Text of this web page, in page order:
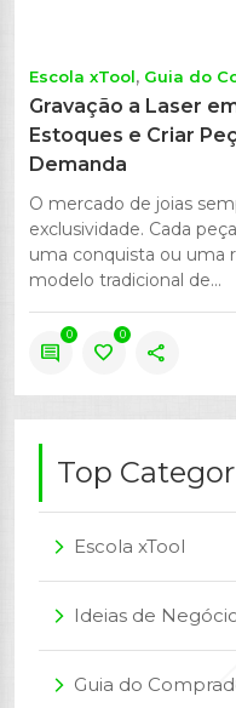
Escola xTool Guia do
Gravação a Laser
Estoques e Criar
Demanda
O mercado de joias
exclusividade. Cada
uma conquista ou uma
modelo tradicional de...
comment
0
favorite
0
share
Top
arrow_forward_ios Escola xTool
arrow_forward_ios Ideias de
arrow_forward_ios Guia do